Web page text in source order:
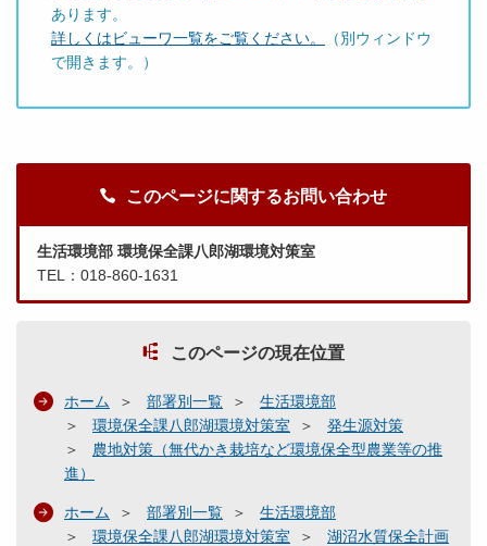
あります。
詳しくはビューワ一覧をご覧ください。
（別ウィンドウ
で開きます。）
このページに関するお問い合わせ
生活環境部 環境保全課八郎湖環境対策室
TEL：018-860-1631
このページの現在位置
ホーム 部署別一覧
生活環境部
環境保全課八郎湖環境対策室
発生源対策
農地対策（無代かき栽培など環境保全型農業等の推
進）
ホーム 部署別一覧
生活環境部
環境保全課八郎湖環境対策室
湖沼水質保全計画